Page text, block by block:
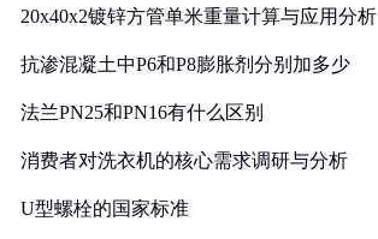
20x40x2镀锌方管单米重量计算与应用分析
抗渗混凝土中P6和P8膨胀剂分别加多少
法兰PN25和PN16有什么区别
消费者对洗衣机的核心需求调研与分析
U型螺栓的国家标准